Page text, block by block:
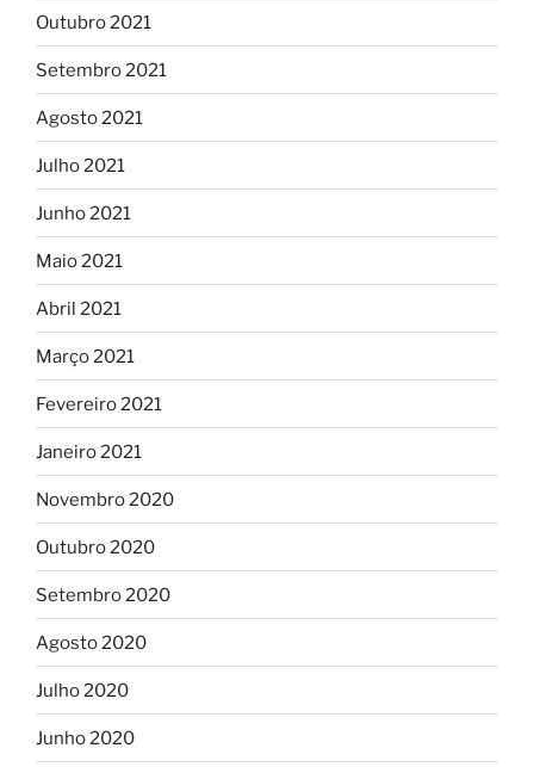
Outubro 2021
Setembro 2021
Agosto 2021
Julho 2021
Junho 2021
Maio 2021
Abril 2021
Março 2021
Fevereiro 2021
Janeiro 2021
Novembro 2020
Outubro 2020
Setembro 2020
Agosto 2020
Julho 2020
Junho 2020